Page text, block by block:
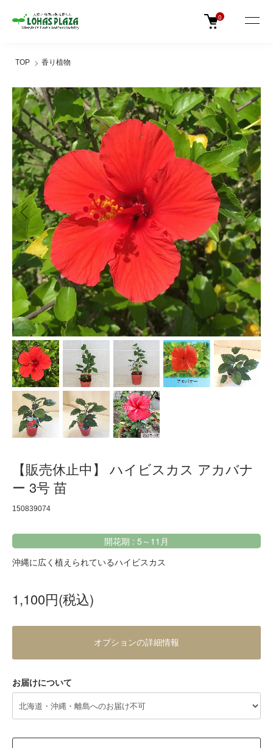
0
TOP 香り植物
【販売休止中】 ハイビスカス アカバナ
ー 3号 苗
150839074
開花期 : 5～11月
沖縄に広く植えられているハイビスカス
1,100円(税込)
オプションの詳細情報
お届けについて